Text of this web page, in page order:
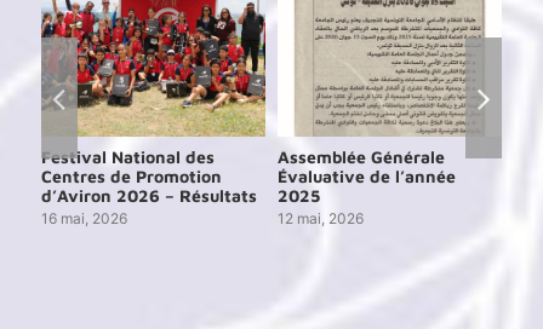
Festival National des
Centres de Promotion
d’Aviron 2026 – Résultats
16 mai, 2026
Assemblée Générale
Évaluative de l’année
2025
12 mai, 2026